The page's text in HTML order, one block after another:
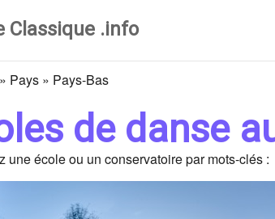
Classique .info
» Pays » Pays-Bas
de danse
une école ou un conservatoire par mots-clés :